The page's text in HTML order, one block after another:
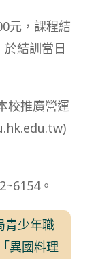
元，課程結
結訓當日
校推廣營運
。
青少年職
異國料理